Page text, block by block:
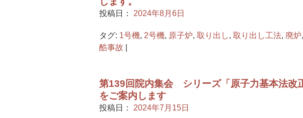
投稿日： 2024年8月6日
タグ: 1号機, 2号機, 原子炉, 取り出し, 取り出し工法, 廃炉,
酷事故
第139回院内集会 シリーズ「原子力基本法改
をご案内します
投稿日： 2024年7月15日